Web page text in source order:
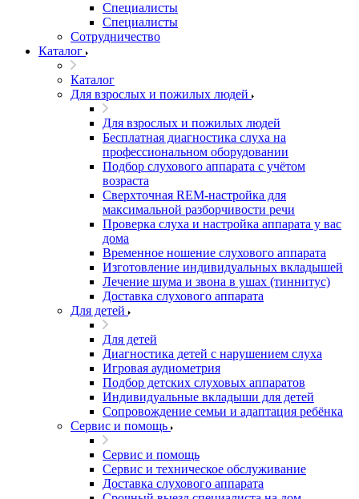
Специалисты
Специалисты
Сотрудничество
Каталог
Каталог
Для взрослых и пожилых людей
Для взрослых и пожилых людей
Бесплатная диагностика слуха на
профессиональном оборудовании
Подбор слухового аппарата с учётом
возраста
Сверхточная REM-настройка для
максимальной разборчивости речи
Проверка слуха и настройка аппарата у вас
дома
Временное ношение слухового аппарата
Изготовление индивидуальных вкладышей
Лечение шума и звона в ушах (тиннитус)
Доставка слухового аппарата
Для детей
Для детей
Диагностика детей с нарушением слуха
Игровая аудиометрия
Подбор детских слуховых аппаратов
Индивидуальные вкладыши для детей
Сопровождение семьи и адаптация ребёнка
Сервис и помощь
Сервис и помощь
Сервис и техническое обслуживание
Доставка слухового аппарата